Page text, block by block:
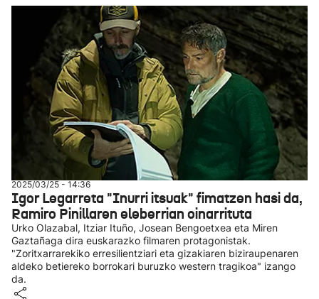
2025/03/25 - 14:36
Igor Legarreta "Inurri itsuak" fimatzen hasi da,
Ramiro Pinillaren eleberrian oinarrituta
Urko Olazabal, Itziar Ituño, Josean Bengoetxea eta Miren
Gaztañaga dira euskarazko filmaren protagonistak.
"Zoritxarrarekiko erresilientziari eta gizakiaren biziraupenaren
aldeko betiereko borrokari buruzko western tragikoa" izango
da.